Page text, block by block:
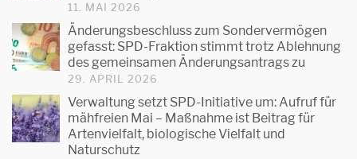
11. MAI 2026
Änderungsbeschluss zum Sondervermögen
gefasst: SPD-Fraktion stimmt trotz Ablehnung
des gemeinsamen Änderungsantrags zu
29. APRIL 2026
Verwaltung setzt SPD-Initiative um: Aufruf für
mähfreien Mai – Maßnahme ist Beitrag für
Artenvielfalt, biologische Vielfalt und
Naturschutz